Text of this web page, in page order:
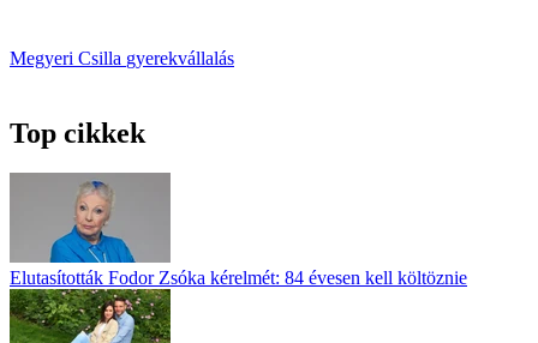
Megyeri Csilla gyerekvállalás
Top cikkek
Elutasították Fodor Zsóka kérelmét: 84 évesen kell költöznie